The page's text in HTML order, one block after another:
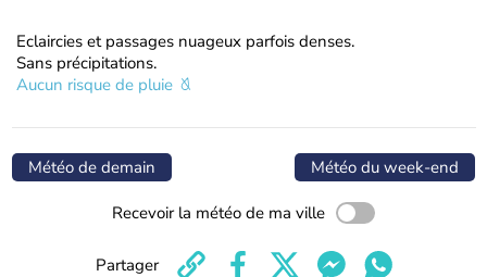
Eclaircies et passages nuageux parfois denses.
Sans précipitations.
Aucun risque de pluie
Météo de demain Météo du week-end
Recevoir la météo de ma ville
Partager